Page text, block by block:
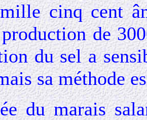
cinq cent
de
du sel a
sa méthode
du marais